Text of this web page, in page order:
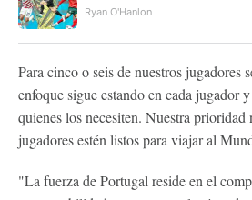
Ryan O'Hanlon
Para cinco o seis de nuestros jugadores
enfoque sigue estando en cada jugador
quienes los necesiten. Nuestra prioridad
jugadores estén listos para viajar al
"La fuerza de Portugal reside en el